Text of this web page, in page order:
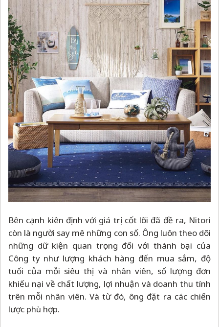
Bên cạnh kiên định với giá trị cốt lõi đã đề ra, Nitori
còn là người say mê những con số. Ông luôn theo dõi
những dữ kiện quan trọng đối với thành bại của
Công ty như lượng khách hàng đến mua sắm, độ
tuổi của mỗi siêu thị và nhân viên, số lượng đơn
khiếu nại về chất lượng, lợi nhuận và doanh thu tính
trên mỗi nhân viên. Và từ đó, ông đặt ra các chiến
lược phù hợp.